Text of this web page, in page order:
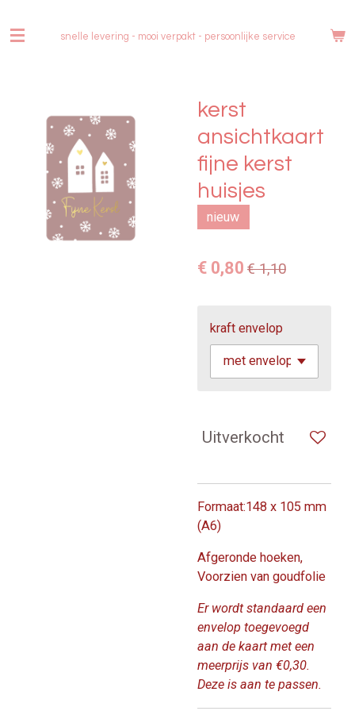
direct
snelle levering - mooi verpakt - persoonlijke service
kerst
ansichtkaart
fijne kerst
huisjes
nieuw
€ 0,80 € 1,10
kraft envelop
Uitverkocht
Formaat:148 x 105 mm
(A6)
Afgeronde hoeken,
Voorzien van goudfolie
Er wordt standaard een
envelop toegevoegd
aan de kaart met een
meerprijs van €0,30.
Deze is aan te passen.